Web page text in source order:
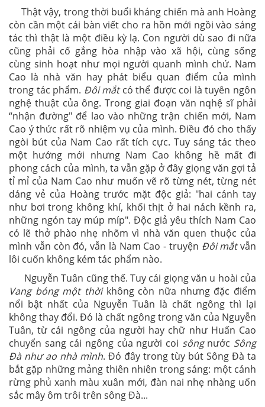
Thật vậy, trong thời buổi kháng chiến mà anh Hoàng
còn cần một cái bàn viết cho ra hồn mới ngồi vào sáng
tác thì thật là một điều kỳ lạ. Con người dù sao đi nữa
cũng phải cố gắng hòa nhập vào xã hội, cùng sống
cùng sinh hoạt như mọi người quanh mình chứ. Nam
Cao là nhà văn hay phát biểu quan điểm của mình
trong tác phẩm. Đôi mắtcó thể được coi là tuyên ngôn
nghệ thuật của ông. Trong giai đoạn văn nqhệ sĩ phải
“nhận đường" để lao vào những trận chiến mới, Nam
Cao ý thức rất rõ nhiệm vụ của mình. Điều đó cho thấy
ngòi bút của Nam Cao rất tích cực. Tuy sáng tác theo
một hướng mới nhưng Nam Cao không hề mất đi
phong cách của mình, ta vẫn gặp ở đây giọng văn gợi tả
tỉ mỉ của Nam Cao như muốn vẽ rõ từng nét, từng nét
dáng vẻ của Hoàng trước mặt độc giả: "hai cánh tay
như bơi trong không khí, khối thịt ở hai nách kềnh ra,
những ngón tay múp míp". Độc giả yêu thích Nam Cao
có lẽ thở phào nhẹ nhõm vì nhà văn quen thuộc của
mình vẫn còn đó, vẫn là Nam Cao - truyện Đôi mắtvẫn
lôi cuốn không kém tác phẩm nào.
Nguyễn Tuân cũng thế. Tuy cái giọng văn u hoài của
Vang bóng một thờikhông còn nữa nhưng đặc điểm
nổi bật nhất của Nguyễn Tuân là chất ngông thì lại
không thay đổi. Đó là chất ngông trong văn của Nguyễn
Tuân, từ cái ngông của người hay chữ như Huấn Cao
chuyển sang cái ngông của người coi sôngnước Sông
Đà như ao nhà mình. Đó đây trong tùy bút Sông Đà ta
bắt gặp những mảng thiên nhiên trong sáng: một cánh
rừng phủ xanh màu xuân mới, đàn nai nhẹ nhàng uốn
sắc mây ôm trôi trên sông Đà...